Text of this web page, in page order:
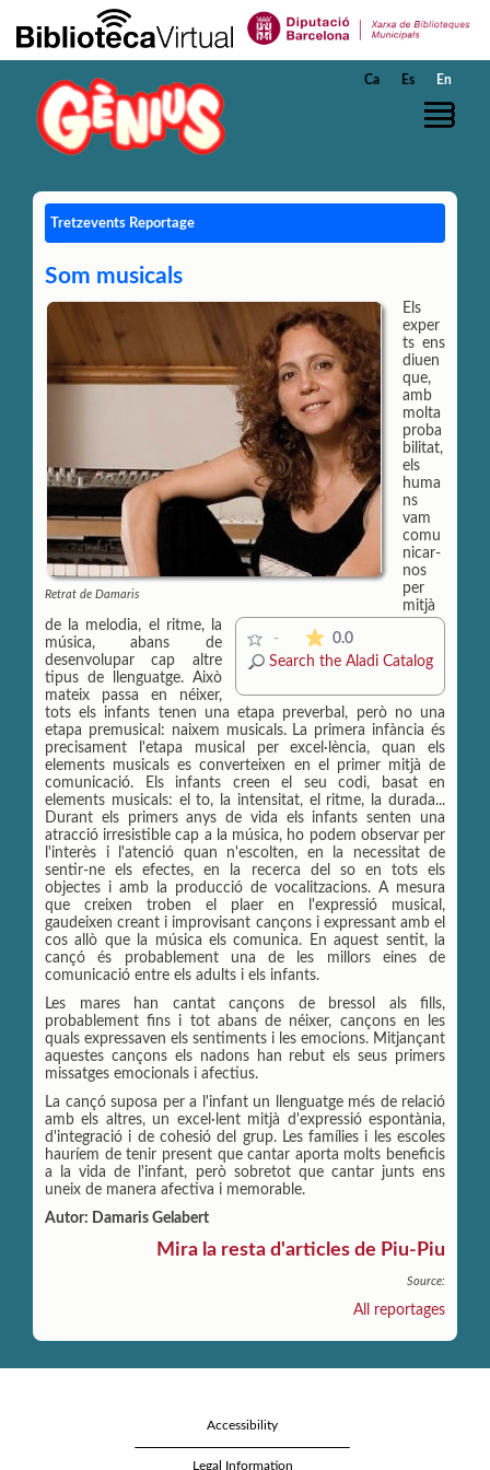
Skip to Main Content
Ca Es En
Tretzevents Reportage
Som musicals
Retrat de Damaris
- 0.0The average rating is 0
Search the Aladi Catalog
Els
exper
ts ens
diuen
que,
amb
molta
proba
bilitat,
els
huma
ns
vam
comu
nicar-
nos
per
mitjà
de la melodia, el ritme, la
música, abans de
desenvolupar cap altre
tipus de llenguatge. Això
mateix passa en néixer,
tots els infants tenen una etapa preverbal, però no una
etapa premusical: naixem musicals. La primera infància és
precisament l'etapa musical per excel·lència, quan els
elements musicals es converteixen en el primer mitjà de
comunicació. Els infants creen el seu codi, basat en
elements musicals: el to, la intensitat, el ritme, la durada...
Durant els primers anys de vida els infants senten una
atracció irresistible cap a la música, ho podem observar per
l'interès i l'atenció quan n'escolten, en la necessitat de
sentir-ne els efectes, en la recerca del so en tots els
objectes i amb la producció de vocalitzacions. A mesura
que creixen troben el plaer en l'expressió musical,
gaudeixen creant i improvisant cançons i expressant amb el
cos allò que la música els comunica. En aquest sentit, la
cançó és probablement una de les millors eines de
comunicació entre els adults i els infants.
Les mares han cantat cançons de bressol als fills,
probablement fins i tot abans de néixer, cançons en les
quals expressaven els sentiments i les emocions. Mitjançant
aquestes cançons els nadons han rebut els seus primers
missatges emocionals i afectius.
La cançó suposa per a l'infant un llenguatge més de relació
amb els altres, un excel·lent mitjà d'expressió espontània,
d'integració i de cohesió del grup. Les famílies i les escoles
hauríem de tenir present que cantar aporta molts beneficis
a la vida de l'infant, però sobretot que cantar junts ens
uneix de manera afectiva i memorable.
Autor: Damaris Gelabert
Mira la resta d'articles de Piu-Piu
Source:
All reportages
Accessibility
Legal Information